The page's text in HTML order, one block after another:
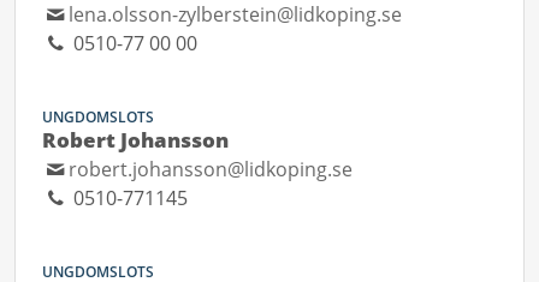
lena.olsson-zylberstein@lidkoping.se
0510-77 00 00
UNGDOMSLOTS
Robert Johansson
robert.johansson@lidkoping.se
0510-771145
UNGDOMSLOTS